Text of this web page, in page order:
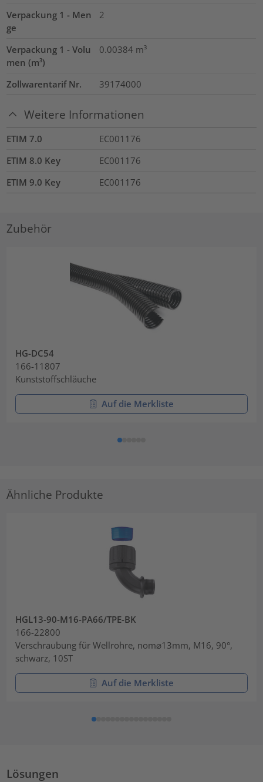
Verpackung 1 - Men
ge
2
Verpackung 1 - Volu
men (m³)
0.00384 m³
Zollwarentarif Nr. 39174000
Weitere Informationen
ETIM 7.0
EC001176
ETIM 8.0 Key
EC001176
ETIM 9.0 Key
EC001176
Zubehör
HG-DC54
166-11807
Kunststoffschläuche
Auf die Merkliste
Ähnliche Produkte
HGL13-90-M16-PA66/TPE-BK
166-22800
Verschraubung für Wellrohre, nom⌀13mm, M16, 90°,
schwarz, 10ST
Auf die Merkliste
Lösungen